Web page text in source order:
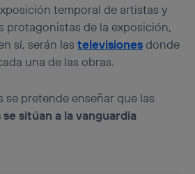
temporal de artistas y
protagonistas de la exposición,
sí, serán lastelevisionesdonde
una de las obras.
se pretende enseñar que las
sitúan a la vanguardia